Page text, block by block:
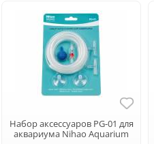
Набор аксессуаров PG-01 для
аквариума Nihao Aquarium